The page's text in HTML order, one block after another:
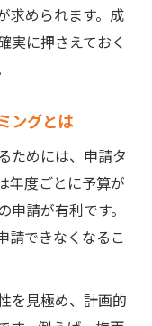
求められます。成
実に押さえておく
ングとは
ためには、申請タ
年度ごとに予算が
請が有利です。
請できなくなるこ
を見極め、計画的